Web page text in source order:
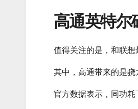
高通英特尔
值得关注的是，和联想
其中，高通带来的是骁
官方数据表示，同功